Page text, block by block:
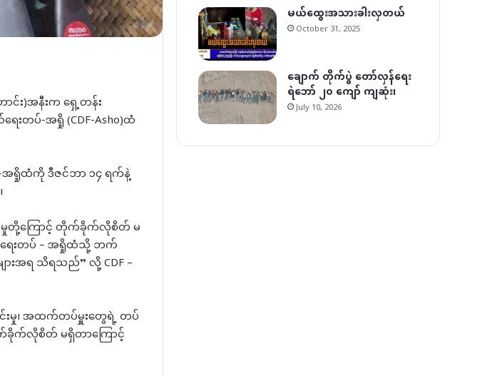
င်း)အနီးက ရှေ့တန်း
းတပ်-အရှို (CDF-Asho)ထံ
ရှိုထံကို ဒီဇင်ဘာ ၁၄ ရက်နဲ့
က်မှုတို့ကြောင့် တိုက်ခိုက်လိုစိတ် မ
ရေးတပ် – အရှိုထံသို့ ဘက်
းအရ သိရသည်” လို့ CDF –
းမှု၊ အထက်တပ်မှူးတွေရဲ့ တပ်
က်လိုစိတ် မရှိတာကြောင့်
မယ်ထွေးအသားခါးလှတယ်
October 31, 2025
ချောက် တိုက်ပွဲ တော်လှန်ရေး
ရဲဘော် ၂၀ ကျော် ကျဆုံး၊
July 10, 2026